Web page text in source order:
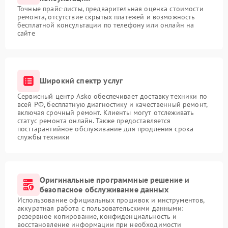
Точные прайс-листы, предварительная оценка стоимости
ремонта, отсутствие скрытых платежей и возможность
бесплатной консультации по телефону или онлайн на
сайте
Широкий спектр услуг
Сервисный центр Asko обеспечивает доставку техники по
всей РФ, бесплатную диагностику и качественный ремонт,
включая срочный ремонт. Клиенты могут отслеживать
статус ремонта онлайн. Также предоставляется
постгарантийное обслуживание для продления срока
службы техники
Оригинальные программные решение и
безопасное обслуживание данных
Использование официальных прошивок и инструментов,
аккуратная работа с пользовательскими данными:
резервное копирование, конфиденциальность и
восстановление информации при необходимости